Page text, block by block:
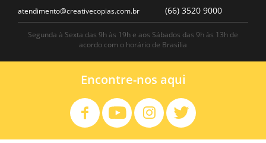
atendimento@creativecopias.com.br (66) 3520 9000
Segunda à Sexta das 9h às 19h e aos Sábados das 9h às 13h de
acordo com o horário de Brasília
Encontre-nos aqui